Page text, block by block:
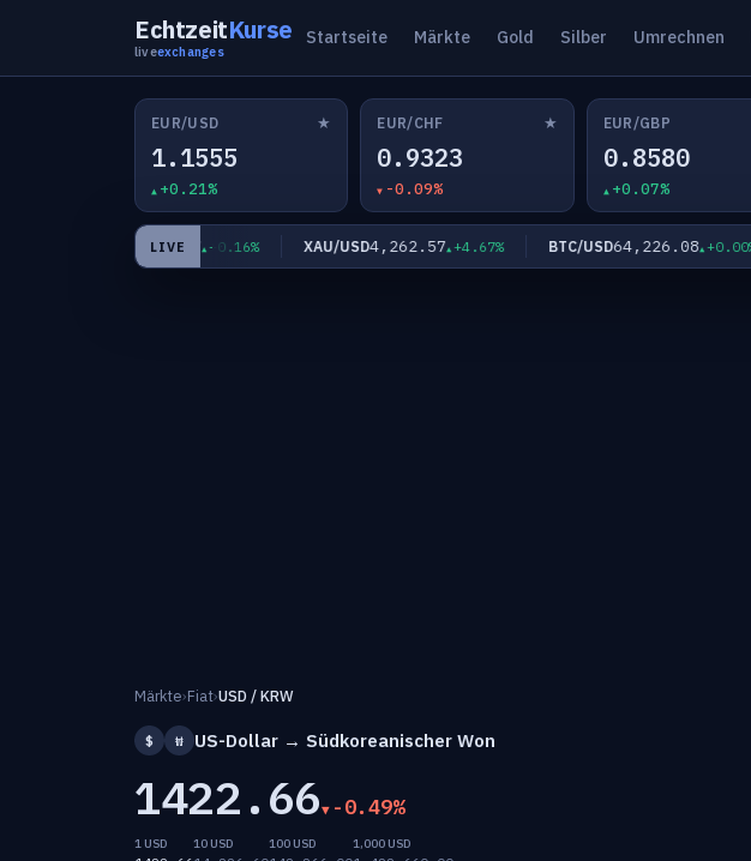
EchtzeitKurse
liveexchanges
Startseite Märkte Gold Silber Umrechnen
EUR/USD ★
1.1555
+0.21%
EUR/CHF ★
0.9323
-0.09%
EUR/GBP
0.8580
+0.07%
LIVE
182.17 +0.16% XAU/USD4,262.57 +4.67% BTC/USD64,226.08 +0.00%
Märkte›Fiat›USD / KRW
$ ₩ US-Dollar → Südkoreanischer Won
1422.66 -0.49%
1 USD 10 USD 100 USD 1,000 USD